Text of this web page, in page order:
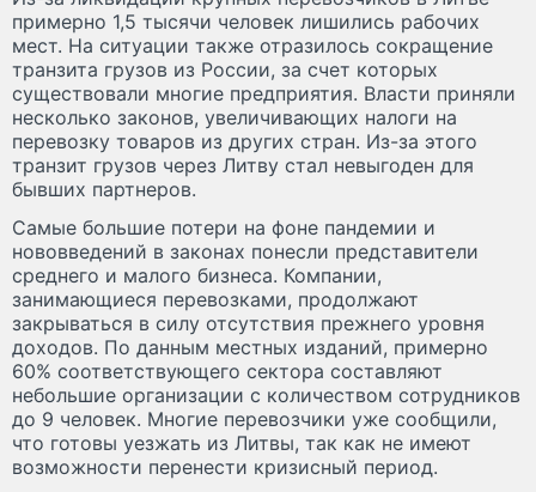
примерно 1,5 тысячи человек лишились рабочих
мест. На ситуации также отразилось сокращение
транзита грузов из России, за счет которых
существовали многие предприятия. Власти приняли
несколько законов, увеличивающих налоги на
перевозку товаров из других стран. Из-за этого
транзит грузов через Литву стал невыгоден для
бывших партнеров.
Самые большие потери на фоне пандемии и
нововведений в законах понесли представители
среднего и малого бизнеса. Компании,
занимающиеся перевозками, продолжают
закрываться в силу отсутствия прежнего уровня
доходов. По данным местных изданий, примерно
60% соответствующего сектора составляют
небольшие организации с количеством сотрудников
до 9 человек. Многие перевозчики уже сообщили,
что готовы уезжать из Литвы, так как не имеют
возможности перенести кризисный период.